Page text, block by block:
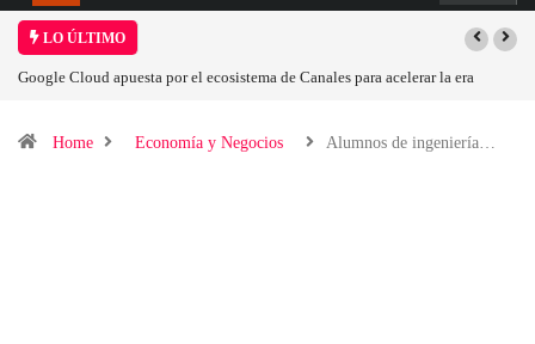
LO ÚLTIMO
Google Cloud apuesta por el ecosistema de Canales para acelerar la era
Home Economía y Negocios Alumnos de ingeniería…